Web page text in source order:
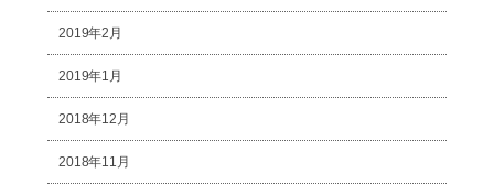
2019年2月
2019年1月
2018年12月
2018年11月